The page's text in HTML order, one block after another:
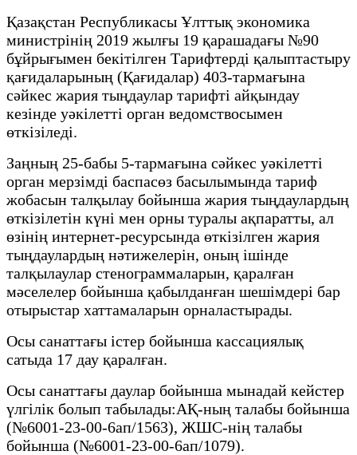
Қазақстан Республикасы Ұлттық экономика
министрінің 2019 жылғы 19 қарашадағы №90
бұйрығымен бекітілген Тарифтерді қалыптастыру
қағидаларының (Қағидалар) 403-тармағына
сәйкес жария тыңдаулар тарифті айқындау
кезінде уәкілетті орган ведомствосымен
өткізіледі.
Заңның 25-бабы 5-тармағына сәйкес уәкілетті
орган мерзімді баспасөз басылымында тариф
жобасын талқылау бойынша жария тыңдаулардың
өткізілетін күні мен орны туралы ақпаратты, ал
өзінің интернет-ресурсында өткізілген жария
тыңдаулардың нәтижелерін, оның ішінде
талқылаулар стенограммаларын, қаралған
мәселелер бойынша қабылданған шешімдері бар
отырыстар хаттамаларын орналастырады.
Осы санаттағы істер бойынша кассациялық
сатыда 17 дау қаралған.
Осы санаттағы даулар бойынша мынадай кейстер
үлгілік болып табылады:АҚ-ның талабы бойынша
(№6001-23-00-6ап/1563), ЖШС-нің талабы
бойынша (№6001-23-00-6ап/1079).